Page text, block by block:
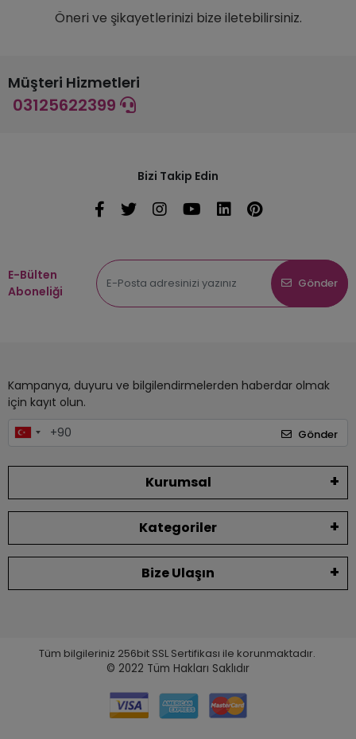
Öneri ve şikayetlerinizi bize iletebilirsiniz.
Müşteri Hizmetleri
03125622399
Bizi Takip Edin
E-Bülten
Aboneliği
Gönder
Kampanya, duyuru ve bilgilendirmelerden haberdar olmak
için kayıt olun.
Gönder
Kurumsal
Kategoriler
Bize Ulaşın
Tüm bilgileriniz 256bit SSL Sertifikası ile korunmaktadır.
© 2022 Tüm Hakları Saklıdır